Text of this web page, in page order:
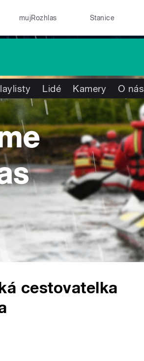
mujRozhlas Stanice
Lidé Kamery O nás
cestovatelka